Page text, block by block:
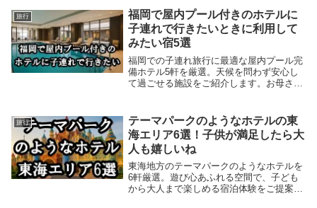
付きのペット同伴可の宿が岐阜にはあるん
です。
旅行
福岡で屋内プール付きのホテルに
子連れで行きたいときに利用して
みたい宿5選
福岡での子連れ旅行に最適な屋内プール完
備ホテル5軒を厳選。天候を問わず安心し
て過ごせる施設をご紹介します。お母さん
旅行
テーマパークのようなホテルの東
海エリア6選！子供が満足したら大
人も嬉しいね
東海地方のテーマパークのようなホテルを
6軒厳選。遊び心あふれる空間で、子ども
から大人まで楽しめる宿泊体験をご提案し